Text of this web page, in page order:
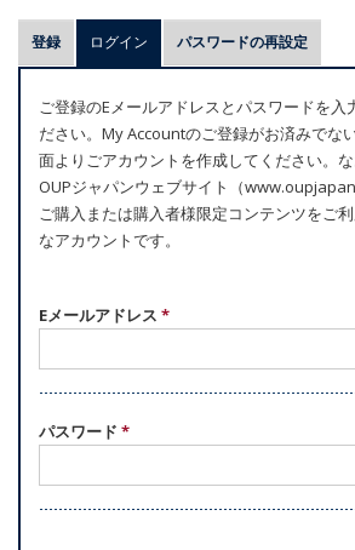
プ
ラ
マ
リ
ー
タ
ブ
登録 ログイン (アクティブなタブ)
パスワードの再設定
ご登録のEメールアドレスとパスワードを入
ださい。My Accountのご登録がお済みでな
面よりごアカウントを作成してください。な
OUPジャパンウェブサイト（
ご購入または購入者様限定コンテンツをご
なアカウントです。
Eメールアドレス *
パスワード *